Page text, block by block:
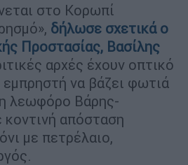
στο Κορωπί
δήλωσε σχετικά ο
Προστασίας, Βασίλης
αρχές έχουν οπτικό
εμπρηστή να βάζει φωτιά
λεωφόρο Βάρης-
απόσταση
με πετρέλαιο,